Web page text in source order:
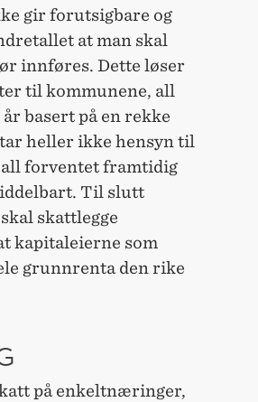
gir forutsigbare og
at man skal
innføres. Dette løser
til kommunene, all
basert på en rekke
heller ikke hensyn til
all forventet framtidig
Til slutt
skattlegge
kapitaleierne som
grunnrenta den rike
på enkeltnæringer,